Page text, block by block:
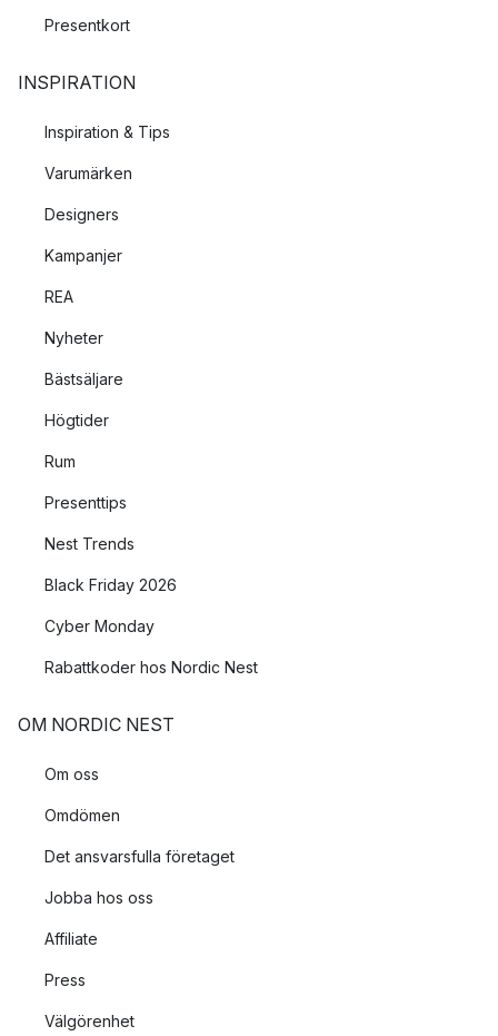
Presentkort
INSPIRATION
Inspiration & Tips
Varumärken
Designers
Kampanjer
REA
Nyheter
Bästsäljare
Högtider
Rum
Presenttips
Nest Trends
Black Friday 2026
Cyber Monday
Rabattkoder hos Nordic Nest
OM NORDIC NEST
Om oss
Omdömen
Det ansvarsfulla företaget
Jobba hos oss
Affiliate
Press
Välgörenhet